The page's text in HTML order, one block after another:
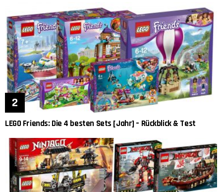
LEGO Friends: Die 4 besten Sets [Jahr] – Rückblick & Test